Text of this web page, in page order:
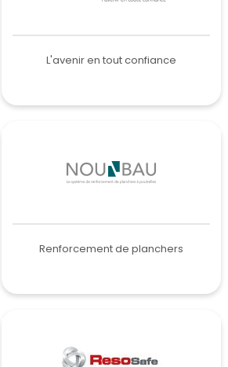
L'avenir en tout confiance
Renforcement de planchers